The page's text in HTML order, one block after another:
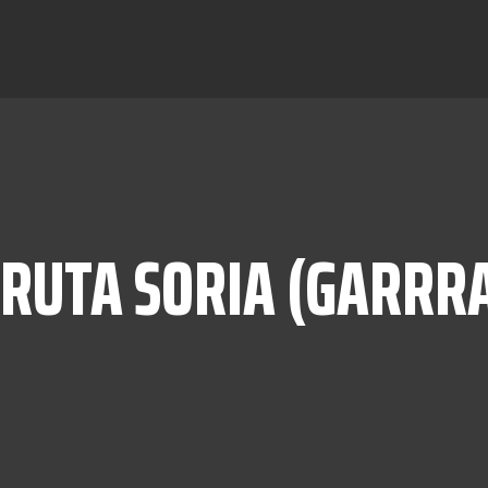
SORIA